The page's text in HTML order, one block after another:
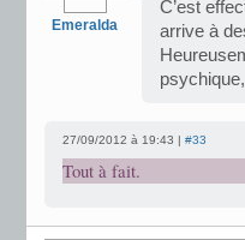
Emeralda
C’est
arrive à
27/09/2012 à 19:43 | #33
Tout à fait.